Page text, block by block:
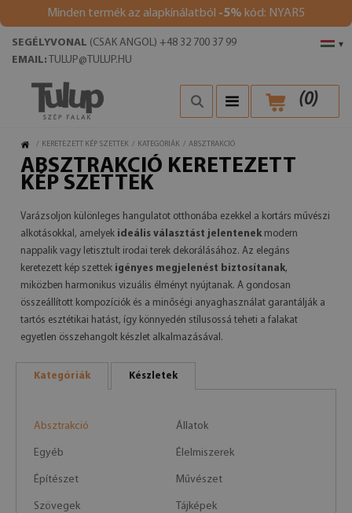
Minden termék az alapkínálatból -5% kód: NYAR5
▾
SEGÉLYVONAL (CSAK ANGOL) +48 32 700 37 99
EMAIL: TULUP@TULUP.HU
(0)
/ KERETEZETT KÉP SZETTEK / KATEGÓRIÁK / ABSZTRAKCIÓ
ABSZTRAKCIÓ KERETEZETT
KÉP SZETTEK
Varázsoljon különleges hangulatot otthonába ezekkel a kortárs művészi
alkotásokkal, amelyek ideális választást jelentenek modern
nappalik vagy letisztult irodai terek dekorálásához. Az elegáns
keretezett kép szettek igényes megjelenést biztosítanak,
miközben harmonikus vizuális élményt nyújtanak. A gondosan
összeállított kompozíciók és a minőségi anyaghasználat garantálják a
tartós esztétikai hatást, így könnyedén stílusossá teheti a falakat
egyetlen összehangolt készlet alkalmazásával.
Kategóriák Készletek
Absztrakció Állatok
Egyéb Élelmiszerek
Építészet Művészet
Szövegek Tájképek